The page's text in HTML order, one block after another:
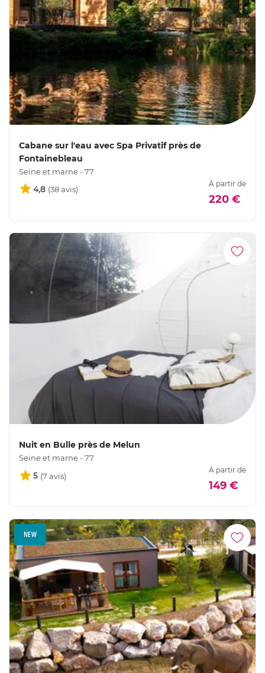
Cabane sur l'eau avec Spa Privatif près de
Fontainebleau
Seine et marne - 77
4,8
À partir de
220 €
Nuit en Bulle près de Melun
Seine et marne - 77
5
À partir de
149 €
NEW